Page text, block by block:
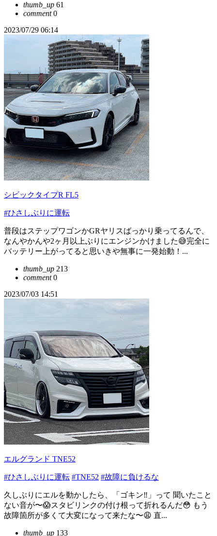
thumb_up 61
comment0
2023/07/29 06:14
シビックタイプR FL5
#ひさしぶりに運転
普段はステップワゴンかGRヤリスばっかり乗ってるんで、
なんやかんや2ヶ月以上ぶりにエンジンかけました😅完全に
バッテリー上がってると思いきや無事に一発始動！...
thumb_up 213
comment0
2023/07/03 14:51
エルグランド TNE52
#ひさしぶりに運転 #TNE52 #故障に負けるな
久しぶりにエルを動かしたら、「ゴキン‼️」って 聞いたこと
ない音が〜😱スタビリンクの付け根って折れるんだ😳 もう
故障箇所が多くて大変になって来たな〜😩 直...
thumb_up 133